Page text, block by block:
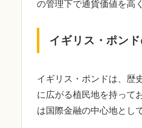
の管理下で通貨価値を高
イギリス・ポンド
イギリス・ポンドは、歴
に広がる植民地を持って
は国際金融の中心地とし